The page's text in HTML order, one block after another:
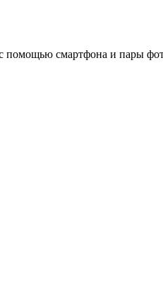
помощью смартфона и пары